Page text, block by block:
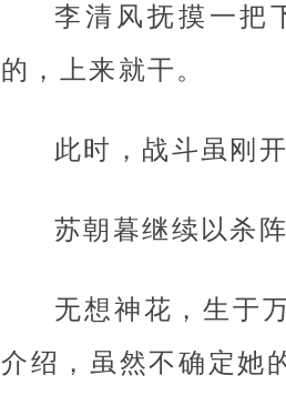
李清风抚摸一把
的，上来就干。
此时，战斗虽刚
苏朝暮继续以杀
无想神花，生于
介绍，虽然不确定她